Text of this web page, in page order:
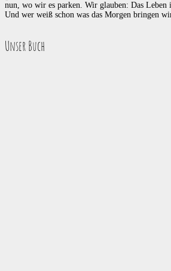
nun, wo wir es parken. Wir glauben: Das
Und wer weiß schon was das Morgen bringen
Unser Buch